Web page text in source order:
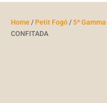
Home / Petit Fogó/ 5ª Gamma
CONFITADA